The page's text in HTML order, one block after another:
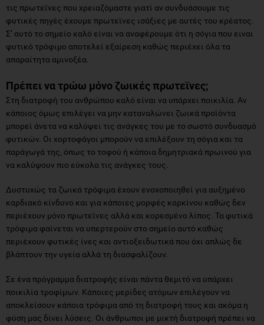
τις πρωτεϊνες που χρειαζόμαστε γιατί αν συνδυάσουμε τις
φυτικές πηγές έχουμε πρωτεϊνες ισάξιες με αυτές του κρέατος.
Σ’ αυτό το σημείο καλό είναι να αναφέρουμε ότι η σόγια που ειναι
φυτικό τρόφιμο αποτελεί εξαίρεση καθώς περιέχει όλα τα
απαραίτητα αμινοξέα.
Πρέπει να τρώω μόνο ζωικές πρωτεϊνες;
Στη διατροφή του ανθρώπου καλό είναι να υπάρχει ποικιλία. Αν
κάποιος όμως επιλέγει να μην καταναλώνει ζωικά προϊόντα
μπορεί άνετα να καλύψει τις ανάγκες του με το σωστό συνδυασμό
φυτικών. Οι χορτοφάγοι μπορούν να επιλέξουν τη σόγια και τα
παράγωγά της, όπως το τοφού ή κάποια δημητριακά πρωινού για
να καλύψουν πιο εύκολα τις ανάγκες τους.
Δυστυχώς τα ζωικά τρόφιμα έχουν ενοχοποιηθεί για αυξημένο
καρδιακό κίνδυνο και για κάποιες μορφές καρκίνου καθώς δεν
περιέχουν μόνο πρωτεϊνες αλλά και κορεσμένο λίπος. Τα φυτικά
τρόφιμα φαίνεται να υπερτερούν στο σημείο αυτό καθώς
περιέχουν φυτικές ίνες και αντιοξειδωτικά που όχι απλώς δε
βλάπτουν την υγεία αλλά τη διασφαλίζουν.
Σε ένα πρόγραμμα διατροφής είναι πάντα θεμιτό να υπάρχει
ποικιλία τροφίμων. Κάποιες μερίδες ατόμων επιλέγουν να
αποκλείσουν κάποια τρόφιμα από τη διατροφή τους και ακόμα η
φύση μας δίνει λύσεις. Οι άνθρωποι με μικτή διατροφή πρέπει να